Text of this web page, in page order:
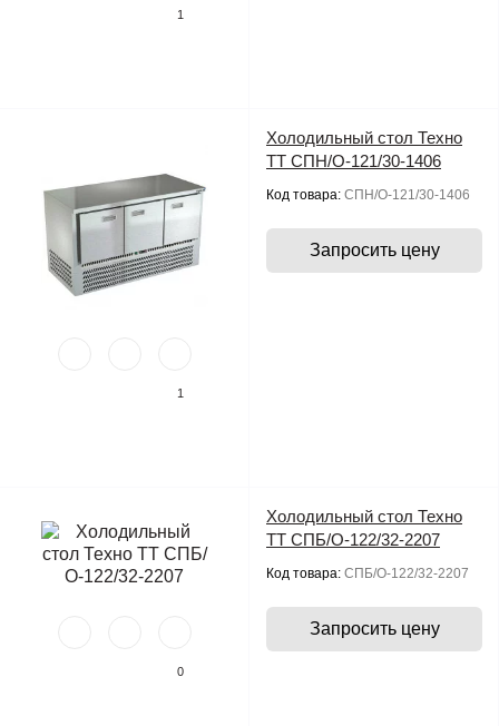
1
1
Холодильный стол Техно
ТТ СПН/О-121/30-1406
Код товара: СПН/О-121/30-1406
Запросить цену
0
Холодильный стол Техно
ТТ СПБ/О-122/32-2207
Код товара: СПБ/О-122/32-2207
Запросить цену